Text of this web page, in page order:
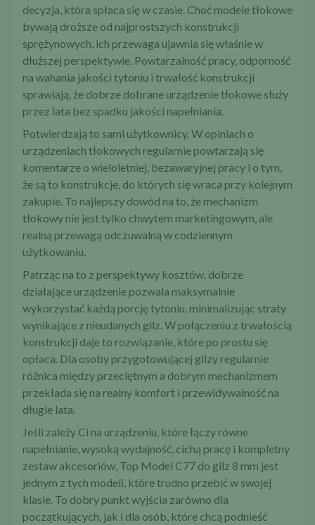
decyzja, która spłaca się w czasie. Choć modele tłokowe
bywają droższe od najprostszych konstrukcji
sprężynowych, ich przewaga ujawnia się właśnie w
dłuższej perspektywie. Powtarzalność pracy, odporność
na wahania jakości tytoniu i trwałość konstrukcji
sprawiają, że dobrze dobrane urządzenie tłokowe służy
przez lata bez spadku jakości napełniania.
Potwierdzają to sami użytkownicy. W opiniach o
urządzeniach tłokowych regularnie powtarzają się
komentarze o wieloletniej, bezawaryjnej pracy i o tym,
że są to konstrukcje, do których się wraca przy kolejnym
zakupie. To najlepszy dowód na to, że mechanizm
tłokowy nie jest tylko chwytem marketingowym, ale
realną przewagą odczuwalną w codziennym
użytkowaniu.
Patrząc na to z perspektywy kosztów, dobrze
działające urządzenie pozwala maksymalnie
wykorzystać każdą porcję tytoniu, minimalizując straty
wynikające z nieudanych gilz. W połączeniu z trwałością
konstrukcji daje to rozwiązanie, które po prostu się
opłaca. Dla osoby przygotowującej gilzy regularnie
różnica między przeciętnym a dobrym mechanizmem
przekłada się na realny komfort i przewidywalność na
długie lata.
Jeśli zależy Ci na urządzeniu, które łączy równe
napełnianie, wysoką wydajność, cichą pracę i kompletny
zestaw akcesoriów, Top Model C77 do gilz 8 mm jest
jednym z tych modeli, które trudno przebić w swojej
klasie. To dobry punkt wyjścia zarówno dla
początkujących, jak i dla osób, które chcą podnieść